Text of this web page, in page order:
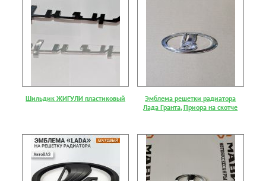
Шильдик ЖИГУЛИ пластиковый
Эмблема решетки радиатора
Лада Гранта, Приора на скотче